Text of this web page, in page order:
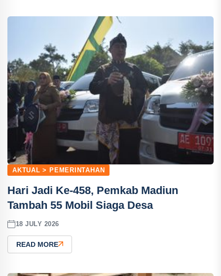
AKTUAL > PEMERINTAHAN
Hari Jadi Ke-458, Pemkab Madiun
Tambah 55 Mobil Siaga Desa
18 JULY 2026
READ MORE